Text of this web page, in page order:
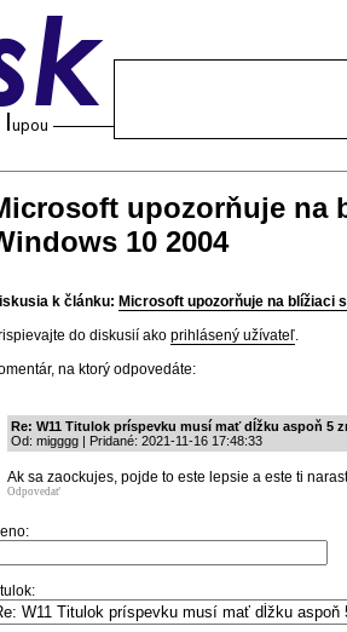
upozorňuje na
10 2004
k článku: Microsoft upozorňuje na blížiaci
do diskusií ako prihlásený užívateľ.
na ktorý odpovedáte:
Re: W11 Titulok príspevku musí mať dĺžku aspoň 5
Od: migggg | Pridané: 2021-11-16 17:48:33
Ak sa zaockujes, pojde to este lepsie a este ti
Odpovedať